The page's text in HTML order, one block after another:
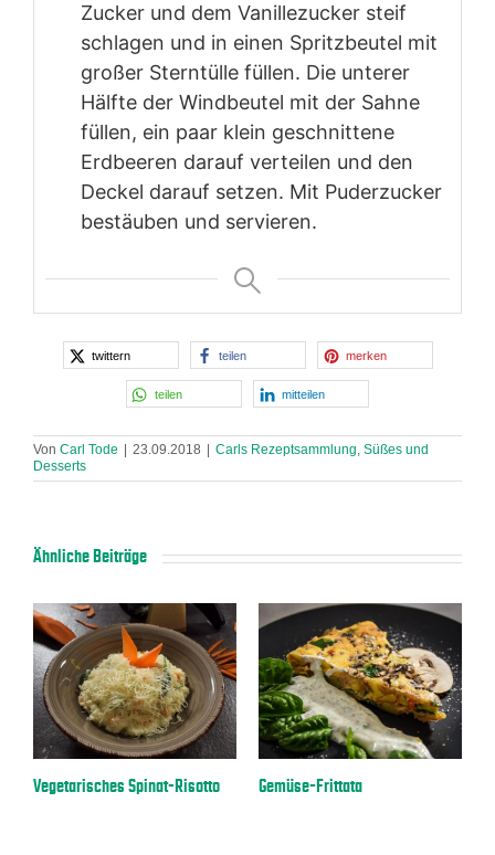
Zucker und dem Vanillezucker steif
schlagen und in einen Spritzbeutel mit
großer Sterntülle füllen. Die unterer
Hälfte der Windbeutel mit der Sahne
füllen, ein paar klein geschnittene
Erdbeeren darauf verteilen und den
Deckel darauf setzen. Mit Puderzucker
bestäuben und servieren.
twittern teilen merken
teilen mitteilen
Von Carl Tode 23.09.2018 Carls Rezeptsammlung, Süßes und
Desserts
Ähnliche Beiträge
Vegetarisches Spinat-Risotto Gemüse-Frittata